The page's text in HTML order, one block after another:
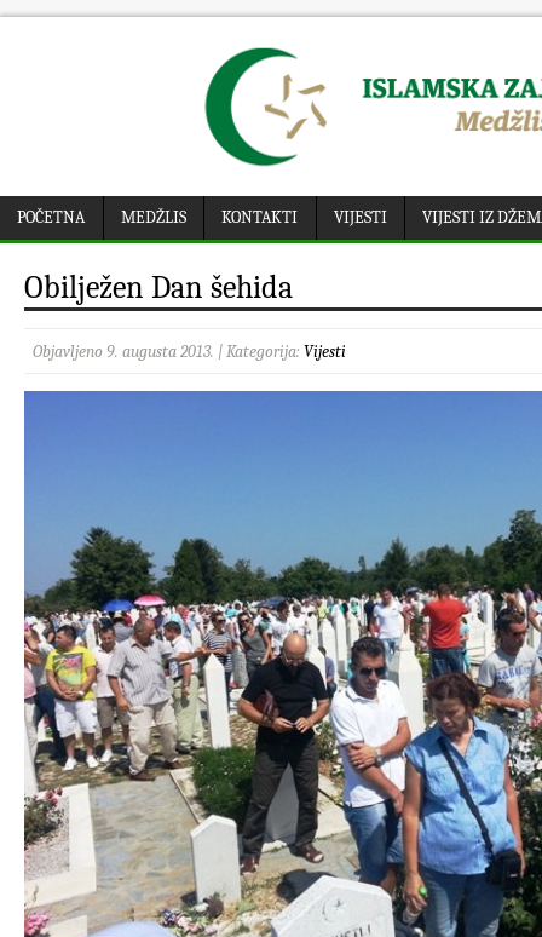
POČETNA MEDŽLIS KONTAKTI VIJESTI VIJESTI IZ
Obilježen Dan šehida
Objavljeno 9. augusta 2013. | Kategorija: Vijesti